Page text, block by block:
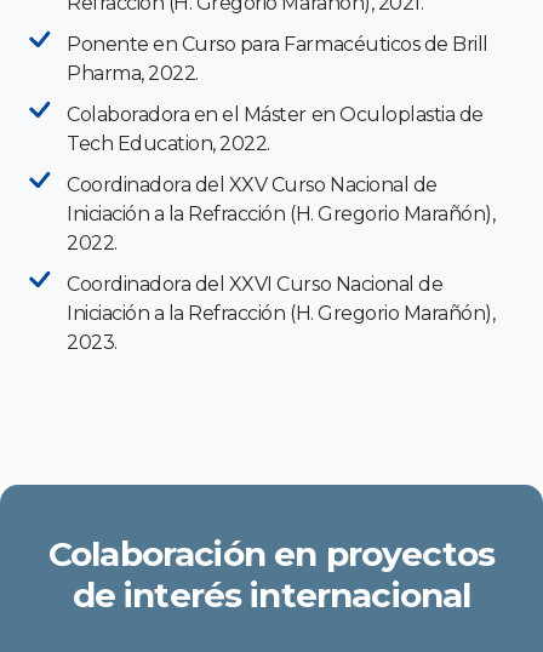
Ponente en Curso para Farmacéuticos de Brill
Pharma, 2022.
Colaboradora en el Máster en Oculoplastia de
Tech Education, 2022.
Coordinadora del XXV Curso Nacional de
Iniciación a la Refracción (H. Gregorio Marañón),
2022.
Coordinadora del XXVI Curso Nacional de
Iniciación a la Refracción (H. Gregorio Marañón),
2023.
Colaboración en proyectos
de interés internacional